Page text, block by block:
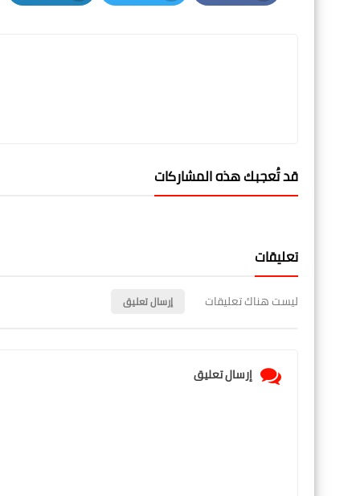
Facebook
Twitter
LinkedIn
قد تُعجبك هذه المشاركات
تعليقات
ليست هناك تعليقات إرسال تعليق
إرسال تعليق